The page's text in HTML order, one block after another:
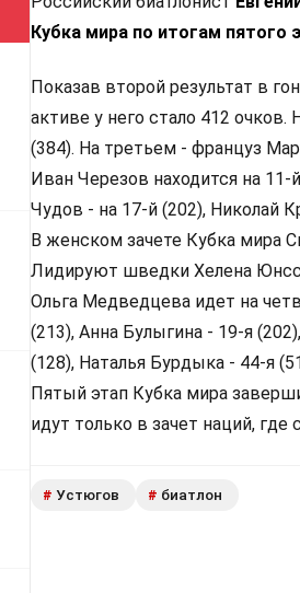
Кубка мира по итогам пятого
Показав второй результат в
активе у него стало 412
(384). На третьем - француз
Иван Черезов находится на
Чудов - на 17-й (202), Николай
В женском зачете Кубка мира
Лидируют шведки Хелена
Ольга Медведцева идет на
(213), Анна Булыгина - 19-я
(128), Наталья Бурдыка - 44-я
Пятый этап Кубка мира
идут только в зачет наций,
# Устюгов # биатлон